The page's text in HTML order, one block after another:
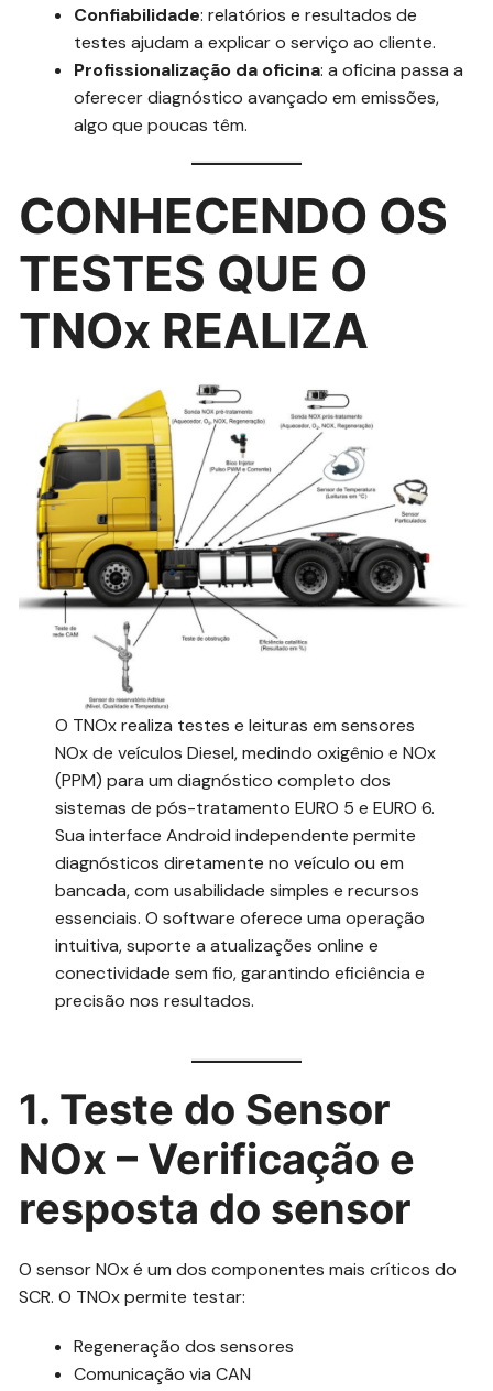
Confiabilidade: relatórios e resultados de
testes ajudam a explicar o serviço ao cliente.
Profissionalização da oficina: a oficina passa a
oferecer diagnóstico avançado em emissões,
algo que poucas têm.
CONHECENDO OS
TESTES QUE O
TNOx REALIZA
O TNOx realiza testes e leituras em sensores
NOx de veículos Diesel, medindo oxigênio e NOx
(PPM) para um diagnóstico completo dos
sistemas de pós-tratamento EURO 5 e EURO 6.
Sua interface Android independente permite
diagnósticos diretamente no veículo ou em
bancada, com usabilidade simples e recursos
essenciais. O software oferece uma operação
intuitiva, suporte a atualizações online e
conectividade sem fio, garantindo eficiência e
precisão nos resultados.
1. Teste do Sensor
NOx – Verificação e
resposta do sensor
O sensor NOx é um dos componentes mais críticos do
SCR. O TNOx permite testar:
Regeneração dos sensores
Comunicação via CAN